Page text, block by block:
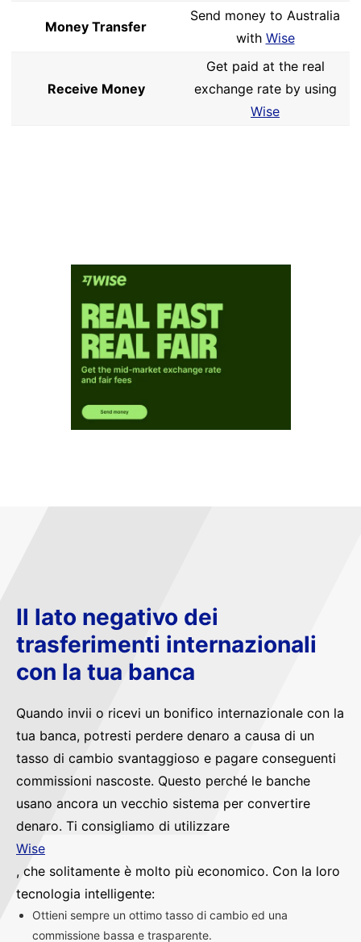
Money Transfer
Send money to Australia
with Wise
Receive Money
Get paid at the real
exchange rate by using
Wise
Il lato negativo dei
trasferimenti internazionali
con la tua banca
Quando invii o ricevi un bonifico internazionale con la
tua banca, potresti perdere denaro a causa di un
tasso di cambio svantaggioso e pagare conseguenti
commissioni nascoste. Questo perché le banche
usano ancora un vecchio sistema per convertire
denaro. Ti consigliamo di utilizzare
Wise
, che solitamente è molto più economico. Con la loro
tecnologia intelligente:
Ottieni sempre un ottimo tasso di cambio ed una
commissione bassa e trasparente.